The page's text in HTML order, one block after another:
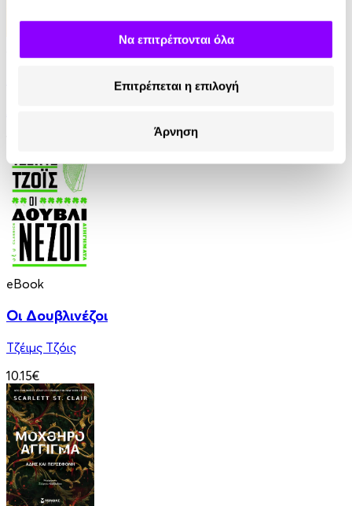
Να επιτρέπονται όλα
Επιτρέπεται η επιλογή
Άρνηση
• 1 Credit
eBook
Οι Δουβλινέζοι
Τζέιμς Τζόις
10.15€